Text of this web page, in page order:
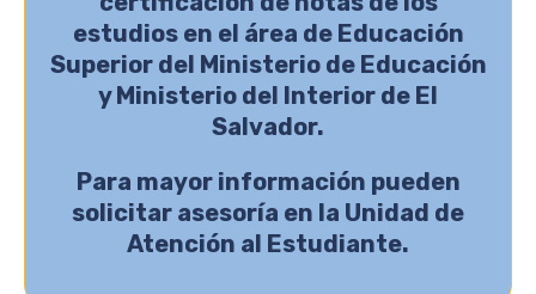
estudios en el área de Educación
Superior del Ministerio de Educación
y Ministerio del Interior de El
Salvador.
Para mayor información pueden
solicitar asesoría en la Unidad de
Atención al Estudiante.